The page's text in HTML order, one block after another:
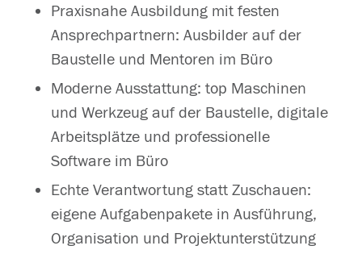
Praxisnahe Ausbildung mit festen
Ansprechpartnern: Ausbilder auf der
Baustelle und Mentoren im Büro
Moderne Ausstattung: top Maschinen
und Werkzeug auf der Baustelle, digitale
Arbeitsplätze und professionelle
Software im Büro
Echte Verantwortung statt Zuschauen:
eigene Aufgabenpakete in Ausführung,
Organisation und Projektunterstützung